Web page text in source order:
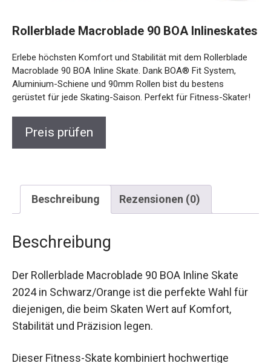
Rollerblade Macroblade 90 BOA
Inlineskates
Erlebe höchsten Komfort und Stabilität mit dem Rollerblade
Macroblade 90 BOA Inline Skate. Dank BOA® Fit System,
Aluminium-Schiene und 90mm Rollen bist du bestens
gerüstet für jede Skating-Saison. Perfekt für Fitness-
Skater!
Preis prüfen
Der Rollerblade Macroblade 90 BOA Inline Skate
2024 in Schwarz/Orange ist die perfekte Wahl für
diejenigen, die beim Skaten Wert auf Komfort,